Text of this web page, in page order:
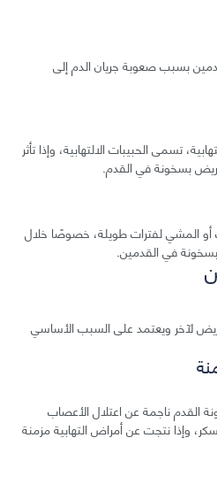
بسبب صعوبة جريان الدم إلى
تسمى الحبيبات الالتهابية، وإذا تأثر
بسخونة في القدم.
أو المشي لفترات طويلة، خصوصًا خلال
بسخونة في القدمين.
لآخر ويعتمد على السبب الأساسي
القدم ناجمة عن اعتلال الأعصاب
وإذا نتجت عن أمراض التهابية مزمنة